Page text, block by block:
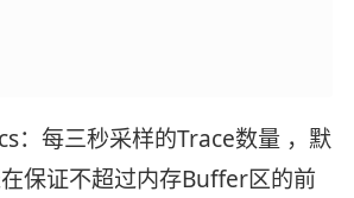
：每三秒采样的Trace数量 ，默
保证不超过内存Buffer区的前